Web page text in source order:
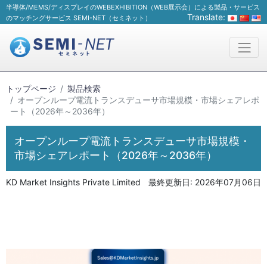
半導体/MEMS/ディスプレイのWEBEXHIBITION（WEB展示会）による製品・サービス
のマッチングサービス SEMI-NET（セミネット）
Translate:
トップページ
製品検索
オープンループ電流トランスデューサ市場規模・市場シェアレポ
ート（2026年～2036年）
オープンループ電流トランスデューサ市場規模・
市場シェアレポート（2026年～2036年）
KD Market Insights Private Limited 最終更新日: 2026年07月06日